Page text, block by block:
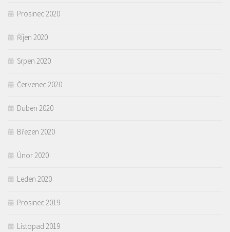
Prosinec 2020
Říjen 2020
Srpen 2020
Červenec 2020
Duben 2020
Březen 2020
Únor 2020
Leden 2020
Prosinec 2019
Listopad 2019